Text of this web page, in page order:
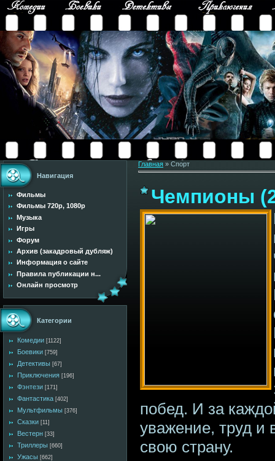
Навигация
Фильмы
Фильмы 720p, 1080p
Музыка
Игры
Форум
Архив (закадровый дубляж)
Информация о сайте
Правила публикации н...
Онлайн просмотр
Категории
Комедии [1122]
Боевики [759]
Детективы [67]
Приключения [196]
Фэнтези [171]
Фантастика [402]
Мультфильмы [376]
Сказки [11]
Вестерн [33]
Триллеры [660]
Ужасы [662]
Главная » Спорт
Чемпионы
побед. И за
уважение, труд и
свою страну.